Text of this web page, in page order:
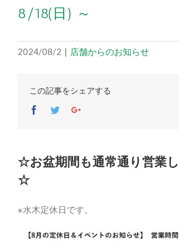
8/18(日) ～
2024/08/2 | 店舗からのお知らせ
この記事をシェアする
Facebook
TwitterGoogle+
☆お盆期間も通常通り営業
☆
※水木定休日です。